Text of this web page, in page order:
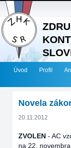
Úvod Profil
Novela
20.11.2012
ZVOLEN - AC
na 22.